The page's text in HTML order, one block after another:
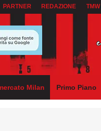
PARTNER REDAZIONE
Milan Primo Piano